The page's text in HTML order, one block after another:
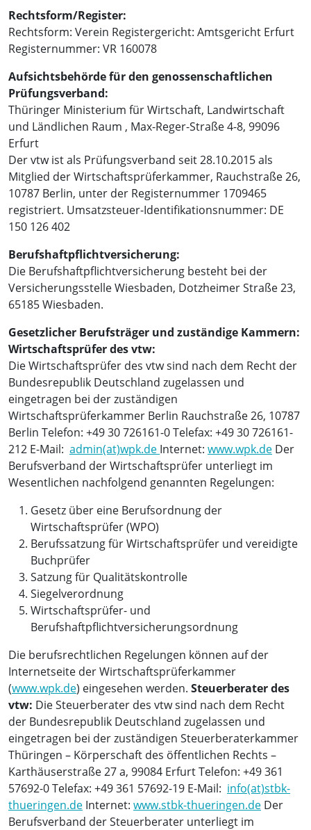
Rechtsform/Register:
Rechtsform: Verein Registergericht: Amtsgericht Erfurt
Registernummer: VR 160078
Aufsichtsbehörde für den genossenschaftlichen
Prüfungsverband:
Thüringer Ministerium für Wirtschaft, Landwirtschaft
und Ländlichen Raum , Max-Reger-Straße 4-8, 99096
Erfurt
Der vtw ist als Prüfungsverband seit 28.10.2015 als
Mitglied der Wirtschaftsprüferkammer, Rauchstraße 26,
10787 Berlin, unter der Registernummer 1709465
registriert. Umsatzsteuer-Identifikationsnummer: DE
150 126 402
Berufshaftpflichtversicherung:
Die Berufshaftpflichtversicherung besteht bei der
Versicherungsstelle Wiesbaden, Dotzheimer Straße 23,
65185 Wiesbaden.
Gesetzlicher Berufsträger und zuständige Kammern:
Wirtschaftsprüfer des vtw:
Die Wirtschaftsprüfer des vtw sind nach dem Recht der
Bundesrepublik Deutschland zugelassen und
eingetragen bei der zuständigen
Wirtschaftsprüferkammer Berlin Rauchstraße 26, 10787
Berlin Telefon: +49 30 726161-0 Telefax: +49 30 726161-
212 E-Mail: admin(at)wpk.de Internet: www.wpk.de Der
Berufsverband der Wirtschaftsprüfer unterliegt im
Wesentlichen nachfolgend genannten Regelungen:
Gesetz über eine Berufsordnung der
Wirtschaftsprüfer (WPO)
Berufssatzung für Wirtschaftsprüfer und vereidigte
Buchprüfer
Satzung für Qualitätskontrolle
Siegelverordnung
Wirtschaftsprüfer- und
Berufshaftpflichtversicherungsordnung
Die berufsrechtlichen Regelungen können auf der
Internetseite der Wirtschaftsprüferkammer
(www.wpk.de) eingesehen werden. Steuerberater des
vtw: Die Steuerberater des vtw sind nach dem Recht
der Bundesrepublik Deutschland zugelassen und
eingetragen bei der zuständigen Steuerberaterkammer
Thüringen – Körperschaft des öffentlichen Rechts –
Karthäuserstraße 27 a, 99084 Erfurt Telefon: +49 361
57692-0 Telefax: +49 361 57692-19 E-Mail: info(at)stbk-
thueringen.de Internet: www.stbk-thueringen.de Der
Berufsverband der Steuerberater unterliegt im